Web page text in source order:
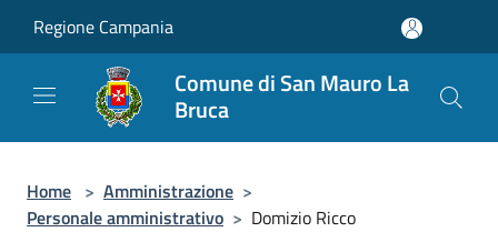
Regione Campania
Comune di San Mauro La
Bruca
Home > Amministrazione >
Personale amministrativo > Domizio Ricco